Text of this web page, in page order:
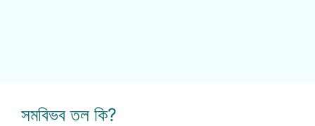
সমবিভব তল কি?